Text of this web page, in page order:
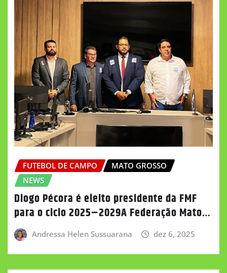
FUTEBOL DE CAMPO
MATO GROSSO
NEWS
Diogo Pécora é eleito presidente da FMF
para o ciclo 2025–2029A Federação Mato…
Andressa Helen Sussuarana dez 6, 2025